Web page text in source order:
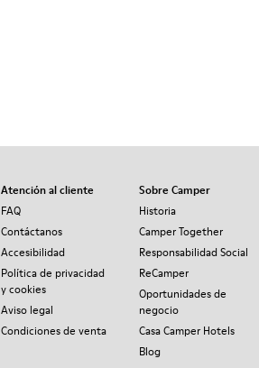
Atención al cliente
FAQ
Contáctanos
Accesibilidad
Política de privacidad
y cookies
Aviso legal
Condiciones de venta
Sobre Camper
Historia
Camper Together
Responsabilidad Social
ReCamper
Oportunidades de
negocio
Casa Camper Hotels
Blog